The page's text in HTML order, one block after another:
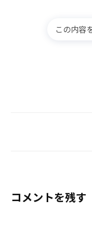
この内容
コメントを残す